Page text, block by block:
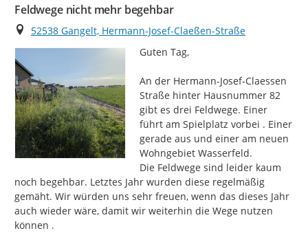
Feldwege nicht mehr begehbar
Ort
52538 Gangelt, Hermann-Josef-Claeßen-Straße
Guten Tag,
An der Hermann-Josef-Claessen
Straße hinter Hausnummer 82
gibt es drei Feldwege. Einer
führt am Spielplatz vorbei . Einer
gerade aus und einer am neuen
Wohngebiet Wasserfeld.
Die Feldwege sind leider kaum
noch begehbar. Letztes Jahr wurden diese regelmäßig
gemäht. Wir würden uns sehr freuen, wenn das dieses Jahr
auch wieder wäre, damit wir weiterhin die Wege nutzen
können .